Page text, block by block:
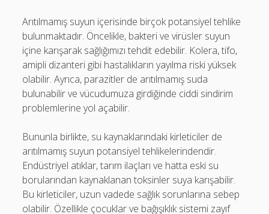
Arıtılmamış suyun içerisinde birçok potansiyel tehlike
bulunmaktadır. Öncelikle, bakteri ve virüsler suyun
içine karışarak sağlığımızı tehdit edebilir. Kolera, tifo,
amipli dizanteri gibi hastalıkların yayılma riski yüksek
olabilir. Ayrıca, parazitler de arıtılmamış suda
bulunabilir ve vücudumuza girdiğinde ciddi sindirim
problemlerine yol açabilir.
Bununla birlikte, su kaynaklarındaki kirleticiler de
arıtılmamış suyun potansiyel tehlikelerindendir.
Endüstriyel atıklar, tarım ilaçları ve hatta eski su
borularından kaynaklanan toksinler suya karışabilir.
Bu kirleticiler, uzun vadede sağlık sorunlarına sebep
olabilir. Özellikle çocuklar ve bağışıklık sistemi zayıf